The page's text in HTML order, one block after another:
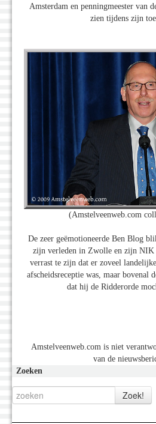
Amsterdam en penningmeester van
zien tijdens zijn
(Amstelveenweb.com
De zeer geëmotioneerde Ben Blog
zijn verleden in Zwolle en zijn NIK
verrast te zijn dat er zoveel
afscheidsreceptie was, maar bovenal
dat hij de Ridderorde
Amstelveenweb.com is niet
van de
Zoeken